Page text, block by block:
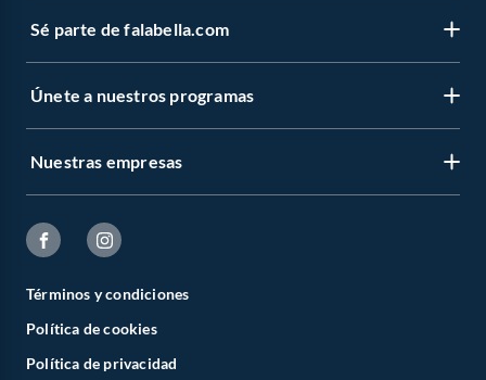
Sé parte de falabella.com
Únete a nuestros programas
Nuestras empresas
Términos y condiciones
Política de cookies
Política de privacidad